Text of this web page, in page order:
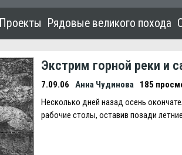
Проекты Рядовые великого похода
Экстрим горной реки и
7.09.06 Анна Чудинова
185
Несколько дней назад осень
рабочие столы, оставив позади